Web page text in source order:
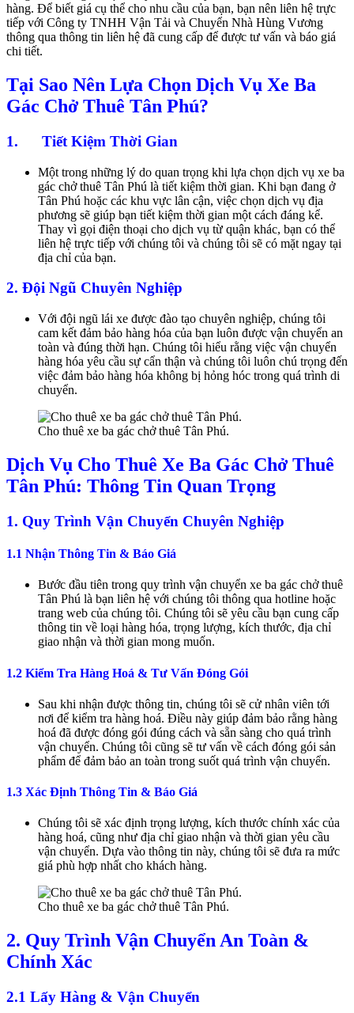
hàng. Để biết giá cụ thể cho nhu cầu của bạn, bạn nên liên hệ trực
tiếp với Công ty TNHH Vận Tải và Chuyển Nhà Hùng Vương
thông qua thông tin liên hệ đã cung cấp để được tư vấn và báo giá
chi tiết.
Tại Sao Nên Lựa Chọn Dịch Vụ Xe Ba
Gác Chở Thuê Tân Phú?
1. Tiết Kiệm Thời Gian
Một trong những lý do quan trọng khi lựa chọn dịch vụ xe ba
gác chở thuê Tân Phú là tiết kiệm thời gian. Khi bạn đang ở
Tân Phú hoặc các khu vực lân cận, việc chọn dịch vụ địa
phương sẽ giúp bạn tiết kiệm thời gian một cách đáng kể.
Thay vì gọi điện thoại cho dịch vụ từ quận khác, bạn có thể
liên hệ trực tiếp với chúng tôi và chúng tôi sẽ có mặt ngay tại
địa chỉ của bạn.
2. Đội Ngũ Chuyên Nghiệp
Với đội ngũ lái xe được đào tạo chuyên nghiệp, chúng tôi
cam kết đảm bảo hàng hóa của bạn luôn được vận chuyển an
toàn và đúng thời hạn. Chúng tôi hiểu rằng việc vận chuyển
hàng hóa yêu cầu sự cẩn thận và chúng tôi luôn chú trọng đến
việc đảm bảo hàng hóa không bị hỏng hóc trong quá trình di
chuyển.
Cho thuê xe ba gác chở thuê Tân Phú.
Dịch Vụ Cho Thuê Xe Ba Gác Chở Thuê
Tân Phú: Thông Tin Quan Trọng
1. Quy Trình Vận Chuyển Chuyên Nghiệp
1.1 Nhận Thông Tin & Báo Giá
Bước đầu tiên trong quy trình vận chuyển xe ba gác chở thuê
Tân Phú là bạn liên hệ với chúng tôi thông qua hotline hoặc
trang web của chúng tôi. Chúng tôi sẽ yêu cầu bạn cung cấp
thông tin về loại hàng hóa, trọng lượng, kích thước, địa chỉ
giao nhận và thời gian mong muốn.
1.2 Kiểm Tra Hàng Hoá & Tư Vấn Đóng Gói
Sau khi nhận được thông tin, chúng tôi sẽ cử nhân viên tới
nơi để kiểm tra hàng hoá. Điều này giúp đảm bảo rằng hàng
hoá đã được đóng gói đúng cách và sẵn sàng cho quá trình
vận chuyển. Chúng tôi cũng sẽ tư vấn về cách đóng gói sản
phẩm để đảm bảo an toàn trong suốt quá trình vận chuyển.
1.3 Xác Định Thông Tin & Báo Giá
Chúng tôi sẽ xác định trọng lượng, kích thước chính xác của
hàng hoá, cũng như địa chỉ giao nhận và thời gian yêu cầu
vận chuyển. Dựa vào thông tin này, chúng tôi sẽ đưa ra mức
giá phù hợp nhất cho khách hàng.
Cho thuê xe ba gác chở thuê Tân Phú.
2. Quy Trình Vận Chuyển An Toàn &
Chính Xác
2.1 Lấy Hàng & Vận Chuyển